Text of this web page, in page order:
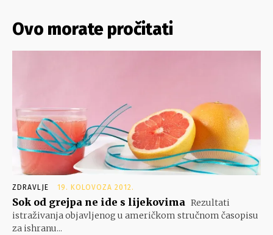
Ovo morate pročitati
ZDRAVLJE 19. KOLOVOZA 2012.
Sok od grejpa ne ide s lijekovima Rezultati
istraživanja objavljenog u američkom stručnom časopisu
za ishranu...